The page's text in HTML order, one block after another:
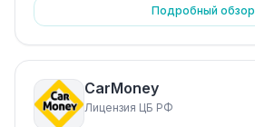
Подробный обзор
CarMoney
Лицензия ЦБ РФ